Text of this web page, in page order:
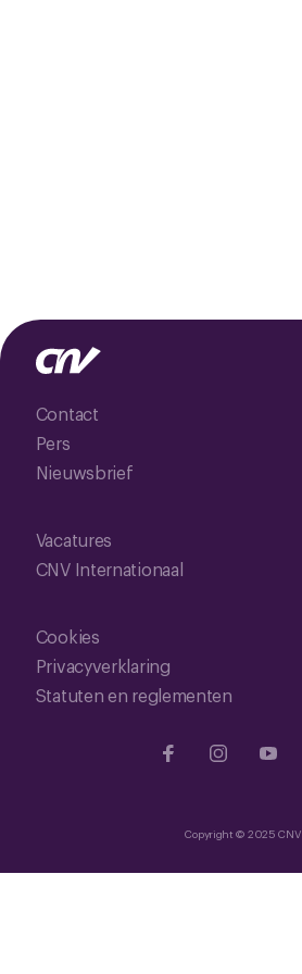
Contact
Pers
Nieuwsbrief
Vacatures
CNV Internationaal
Cookies
Privacyverklaring
Statuten en reglementen
Copyright © 2025 CNV